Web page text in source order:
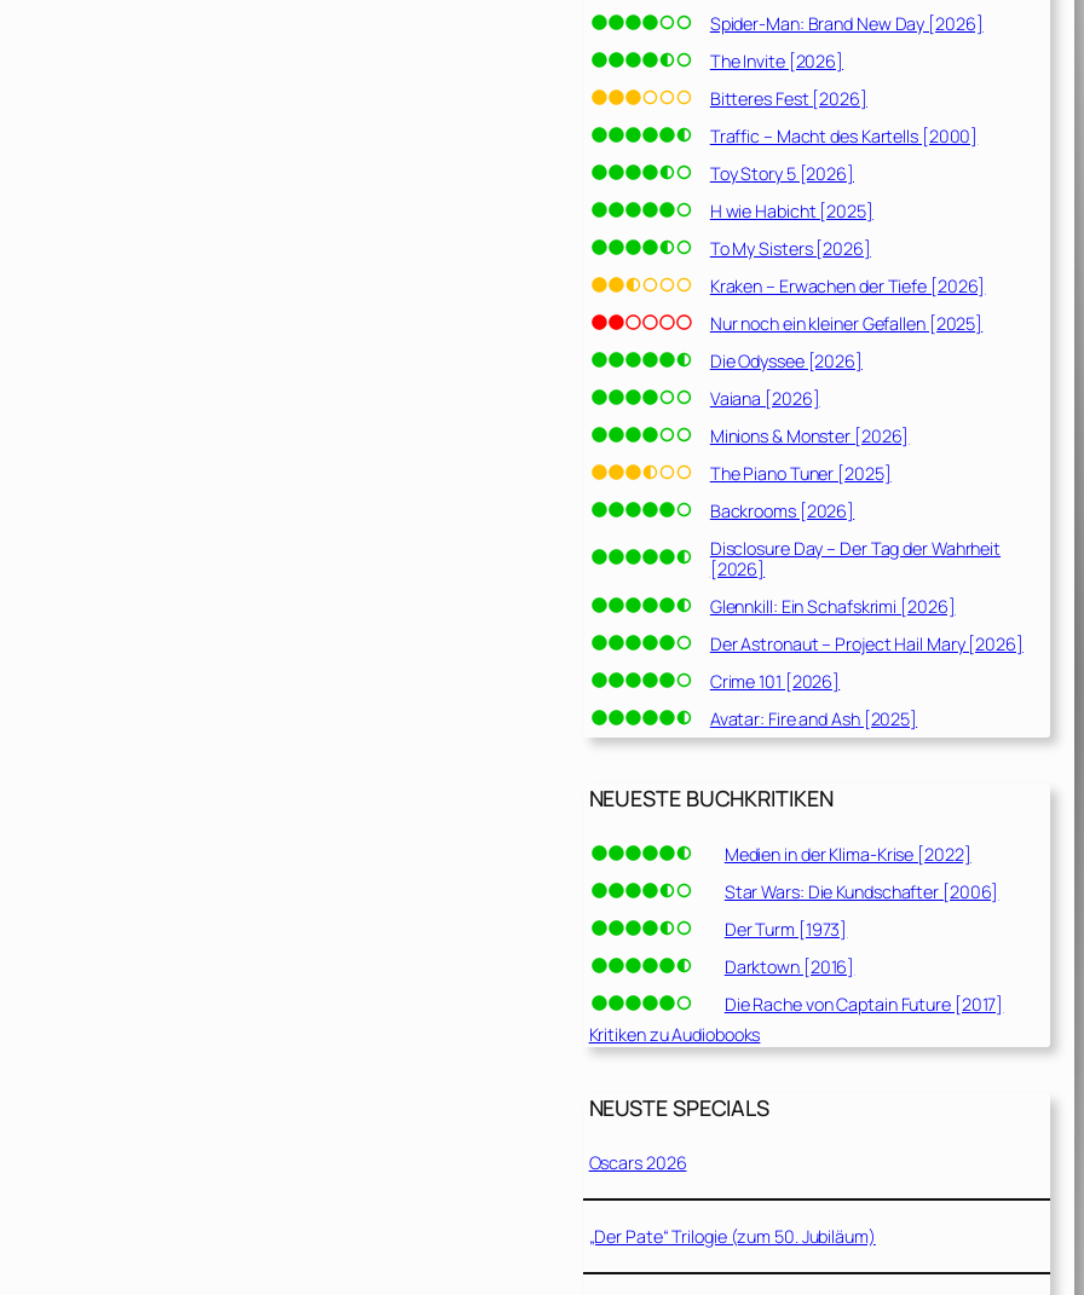
Spider-Man: Brand New Day [2026]
The Invite [2026]
Bitteres Fest [2026]
Traffic – Macht des Kartells [2000]
Toy Story 5 [2026]
H wie Habicht [2025]
To My Sisters [2026]
Kraken – Erwachen der Tiefe [2026]
Nur noch ein kleiner Gefallen [2025]
Die Odyssee [2026]
Vaiana [2026]
Minions & Monster [2026]
The Piano Tuner [2025]
Backrooms [2026]
Disclosure Day – Der Tag der Wahrheit
[2026]
Glennkill: Ein Schafskrimi [2026]
Der Astronaut – Project Hail Mary [2026]
Crime 101 [2026]
Avatar: Fire and Ash [2025]
NEUESTE BUCHKRITIKEN
Medien in der Klima-Krise [2022]
Star Wars: Die Kundschafter [2006]
Der Turm [1973]
Darktown [2016]
Die Rache von Captain Future [2017]
Kritiken zu Audiobooks
NEUSTE SPECIALS
Oscars 2026
„Der Pate“ Trilogie (zum 50. Jubiläum)